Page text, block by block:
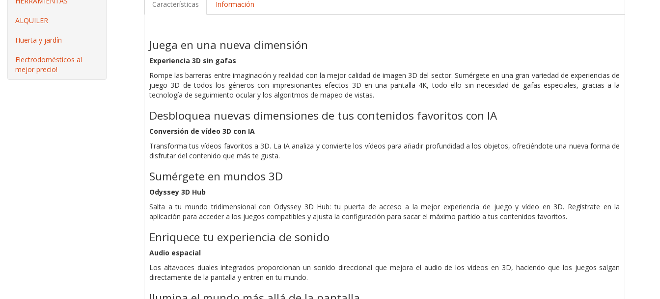
ALQUILER
Huerta y jardín
Electrodomésticos al
mejor precio!
Características Información
Juega en una nueva dimensión
Experiencia 3D sin gafas
Rompe las barreras entre imaginación y realidad con la mejor calidad de imagen 3D del sector. Sumérgete en una gran variedad de experiencias de
juego 3D de todos los géneros con impresionantes efectos 3D en una pantalla 4K, todo ello sin necesidad de gafas especiales, gracias a la
tecnología de seguimiento ocular y los algoritmos de mapeo de vistas.
Desbloquea nuevas dimensiones de tus contenidos favoritos con IA
Conversión de vídeo 3D con IA
Transforma tus vídeos favoritos a 3D. La IA analiza y convierte los vídeos para añadir profundidad a los objetos, ofreciéndote una nueva forma de
disfrutar del contenido que más te gusta.
Sumérgete en mundos 3D
Odyssey 3D Hub
Salta a tu mundo tridimensional con Odyssey 3D Hub: tu puerta de acceso a la mejor experiencia de juego y vídeo en 3D. Regístrate en la
aplicación para acceder a los juegos compatibles y ajusta la configuración para sacar el máximo partido a tus contenidos favoritos.
Enriquece tu experiencia de sonido
Audio espacial
Los altavoces duales integrados proporcionan un sonido direccional que mejora el audio de los vídeos en 3D, haciendo que los juegos salgan
directamente de la pantalla y entren en tu mundo.